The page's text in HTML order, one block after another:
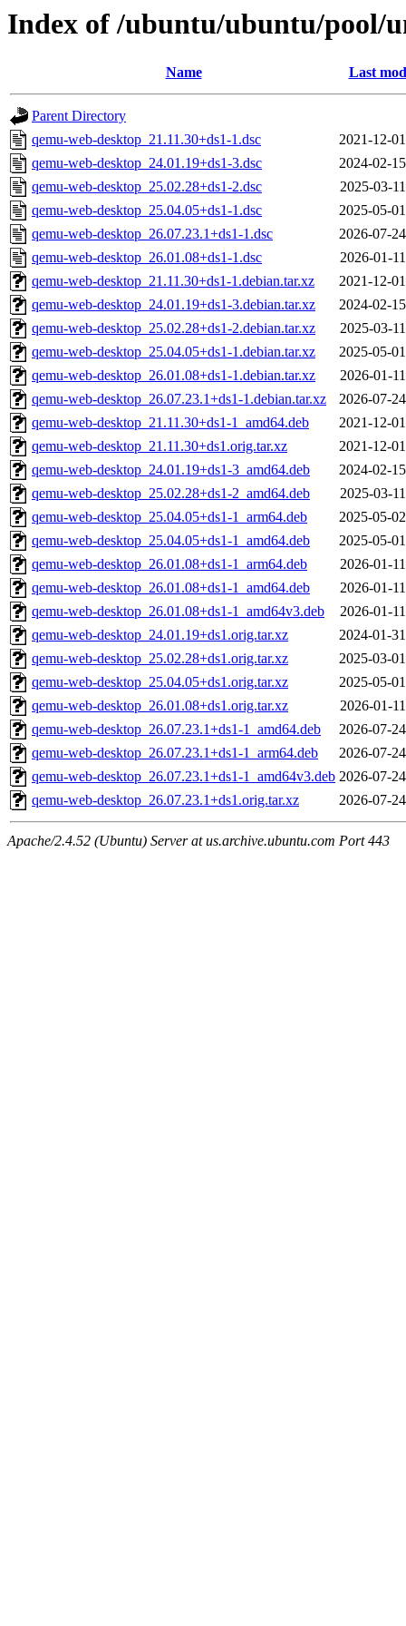
Index of /ubuntu/ubuntu/pool/
Name Last
Parent Directory
qemu-web-desktop_21.11.30+ds1-1.dsc
2021-12-
qemu-web-desktop_24.01.19+ds1-3.dsc
2024-02-
qemu-web-desktop_25.02.28+ds1-2.dsc
2025-03-
qemu-web-desktop_25.04.05+ds1-1.dsc
2025-05-
qemu-web-desktop_26.07.23.1+ds1-1.dsc
2026-07-
qemu-web-desktop_26.01.08+ds1-1.dsc
2026-01-
qemu-web-desktop_21.11.30+ds1-1.debian.tar.xz
2021-12-
qemu-web-desktop_24.01.19+ds1-3.debian.tar.xz
2024-02-
qemu-web-desktop_25.02.28+ds1-2.debian.tar.xz
2025-03-
qemu-web-desktop_25.04.05+ds1-1.debian.tar.xz
2025-05-
qemu-web-desktop_26.01.08+ds1-1.debian.tar.xz
2026-01-
qemu-web-desktop_26.07.23.1+ds1-1.debian.tar.xz
2026-07-
qemu-web-desktop_21.11.30+ds1-1_amd64.deb
2021-12-
qemu-web-desktop_21.11.30+ds1.orig.tar.xz
2021-12-
qemu-web-desktop_24.01.19+ds1-3_amd64.deb
2024-02-
qemu-web-desktop_25.02.28+ds1-2_amd64.deb
2025-03-
qemu-web-desktop_25.04.05+ds1-1_arm64.deb
2025-05-
qemu-web-desktop_25.04.05+ds1-1_amd64.deb
2025-05-
qemu-web-desktop_26.01.08+ds1-1_arm64.deb
2026-01-
qemu-web-desktop_26.01.08+ds1-1_amd64.deb
2026-01-
qemu-web-desktop_26.01.08+ds1-1_amd64v3.deb
2026-01-
qemu-web-desktop_24.01.19+ds1.orig.tar.xz
2024-01-
qemu-web-desktop_25.02.28+ds1.orig.tar.xz
2025-03-
qemu-web-desktop_25.04.05+ds1.orig.tar.xz
2025-05-
qemu-web-desktop_26.01.08+ds1.orig.tar.xz
2026-01-
qemu-web-desktop_26.07.23.1+ds1-1_amd64.deb
2026-07-
qemu-web-desktop_26.07.23.1+ds1-1_arm64.deb
2026-07-
qemu-web-desktop_26.07.23.1+ds1-1_amd64v3.deb 2026-07-
qemu-web-desktop_26.07.23.1+ds1.orig.tar.xz
2026-07-
Apache/2.4.52 (Ubuntu) Server at us.archive.ubuntu.com Port 443